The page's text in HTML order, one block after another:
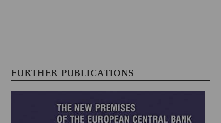
FURTHER PUBLICATIONS